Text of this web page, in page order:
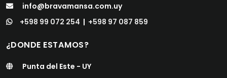
info@bravamansa.com.uy
+598 99 072 254 | +598 97 087 859
¿DONDE ESTAMOS?
Punta del Este - UY